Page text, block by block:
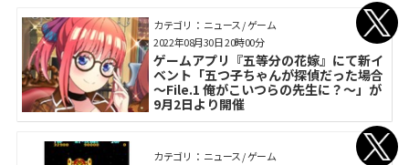
カテゴリ： ニュース / ゲーム
ゲームアプリ『五等分の花嫁』にて新イ
ベント「五つ子ちゃんが探偵だった場合
～File.1 俺がこいつらの先生に？～」が
9月2日より開催
2022年08月30日 20時00分
カテゴリ： ニュース / ゲーム